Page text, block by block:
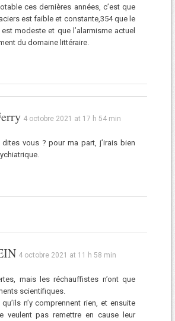
ces dernières années, c’est que
est faible et constante,354 que le
modeste et que l’alarmisme actuel
du domaine littéraire.
4 octobre 2021 at 17 h 54 min
dites vous ? pour ma part, j’irais bien
4 octobre 2021 at 11 h 58 min
mais les réchauffistes n’ont que
scientifiques.
n’y comprennent rien, et ensuite
veulent pas remettre en cause leur